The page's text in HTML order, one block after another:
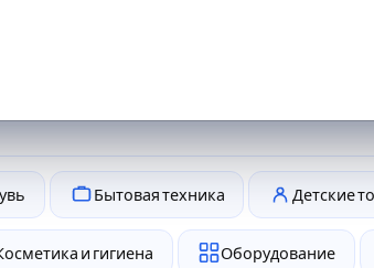
Бытовая техника Детские
и гигиена Оборудование